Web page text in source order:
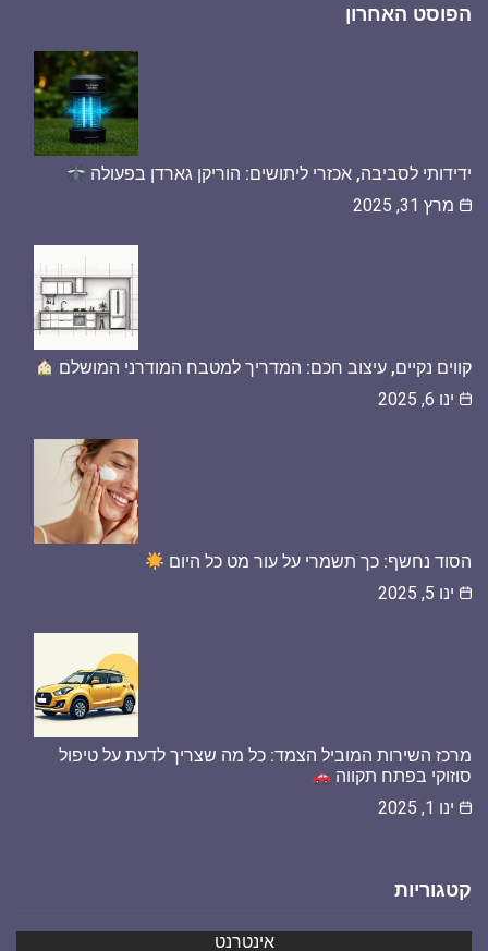
הפוסט האחרון
ידידותי לסביבה, אכזרי ליתושים: הוריקן גארדן בפעולה
מרץ 31, 2025
קווים נקיים, עיצוב חכם: המדריך למטבח המודרני המושלם
ינו 6, 2025
הסוד נחשף: כך תשמרי על עור מט כל היום
ינו 5, 2025
מרכז השירות המוביל הצמד: כל מה שצריך לדעת על טיפול
סוזוקי בפתח תקווה
ינו 1, 2025
קטגוריות
אינטרנט